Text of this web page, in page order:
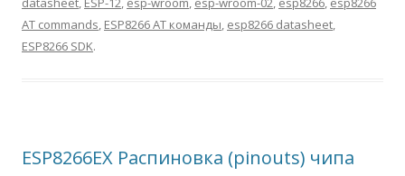
AT commands, ESP8266 AT команды, esp8266 datasheet,
ESP8266 SDK.
ESP8266EX Распиновка (pinouts) чипа